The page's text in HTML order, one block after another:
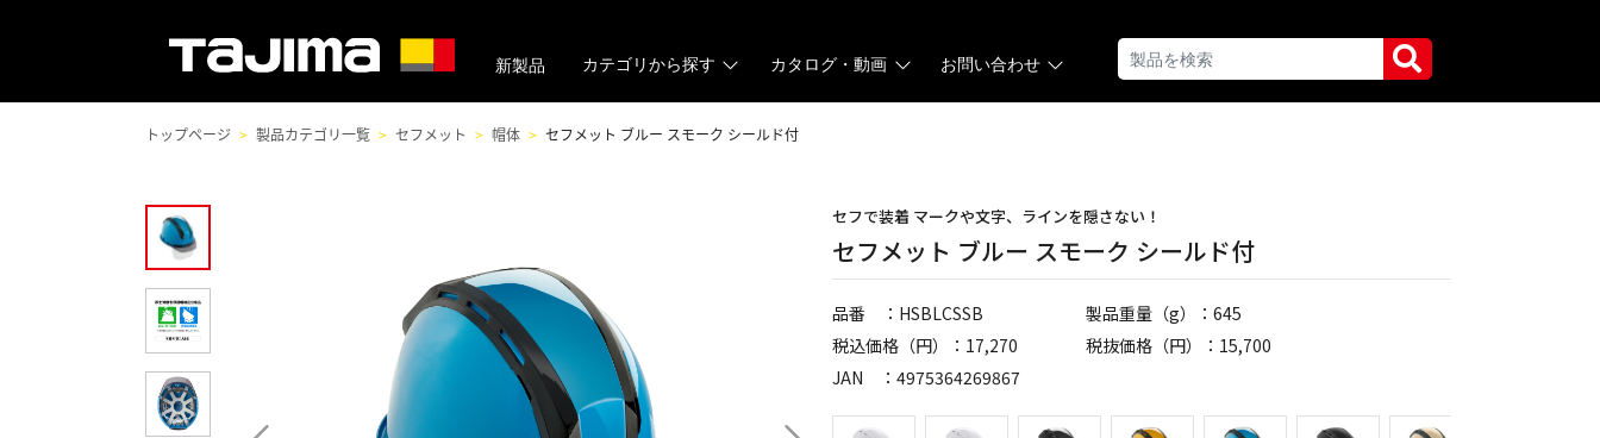
新製品 カテゴリから探す カタログ・動画 お問い合わせ
トップページ 製品カテゴリ一覧 セフメット 帽体 セフメット ブルー スモーク シールド付
セフで装着 マークや文字、ラインを隠さない！
セフメット ブルー スモーク シールド付
品番 ：HSBLCSSB
製品重量（g）：645
税込価格（円）：17,270
税抜価格（円）：15,700
JAN ：4975364269867